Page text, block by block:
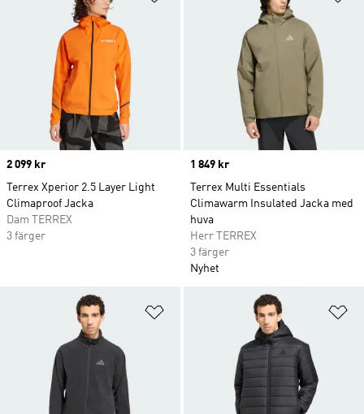
Price
2 099 kr
Terrex Xperior 2.5 Layer Light
Climaproof Jacka
Dam TERREX
3 färger
Price
1 849 kr
Terrex Multi Essentials
Climawarm Insulated Jacka med
huva
Herr TERREX
3 färger
Nyhet
Lägg till på önskelistan